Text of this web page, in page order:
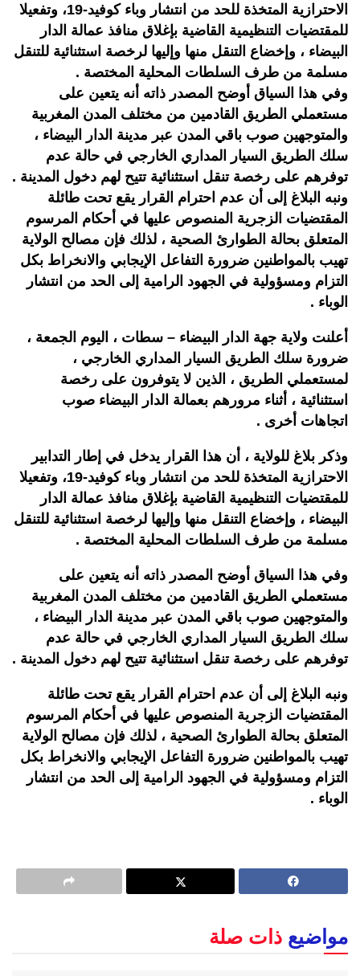
الاحترازية المتخذة للحد من انتشار وباء كوفيد-19، وتفعيلا
للمقتضيات التنظيمية القاضية بإغلاق منافذ عمالة الدار
البيضاء ، وإخضاع التنقل منها وإليها لرخصة استثنائية للتنقل
مسلمة من طرف السلطات المحلية المختصة .
وفي هذا السياق أوضح المصدر ذاته أنه يتعين على
مستعملي الطريق القادمين من مختلف المدن المغربية
والمتوجهين صوب باقي المدن عبر مدينة الدار البيضاء ،
سلك الطريق السيار المداري الخارجي في حالة عدم
توفرهم على رخصة تنقل استثنائية تتيح لهم دخول المدينة .
ونبه البلاغ إلى أن عدم احترام القرار يقع تحت طائلة
المقتضيات الزجرية المنصوص عليها في أحكام المرسوم
المتعلق بحالة الطوارئ الصحية ، لذلك فإن مصالح الولاية
تهيب بالمواطنين ضرورة التفاعل الإيجابي والانخراط بكل
التزام ومسؤولية في الجهود الرامية إلى الحد من انتشار
الوباء .
أعلنت ولاية جهة الدار البيضاء – سطات ، اليوم الجمعة ،
ضرورة سلك الطريق السيار المداري الخارجي ،
لمستعملي الطريق ، الذين لا يتوفرون على رخصة
استثنائية ، أثناء مرورهم بعمالة الدار البيضاء صوب
اتجاهات أخرى .
وذكر بلاغ للولاية ، أن هذا القرار يدخل في إطار التدابير
الاحترازية المتخذة للحد من انتشار وباء كوفيد-19، وتفعيلا
للمقتضيات التنظيمية القاضية بإغلاق منافذ عمالة الدار
البيضاء ، وإخضاع التنقل منها وإليها لرخصة استثنائية للتنقل
مسلمة من طرف السلطات المحلية المختصة .
وفي هذا السياق أوضح المصدر ذاته أنه يتعين على
مستعملي الطريق القادمين من مختلف المدن المغربية
والمتوجهين صوب باقي المدن عبر مدينة الدار البيضاء ،
سلك الطريق السيار المداري الخارجي في حالة عدم
توفرهم على رخصة تنقل استثنائية تتيح لهم دخول المدينة .
ونبه البلاغ إلى أن عدم احترام القرار يقع تحت طائلة
المقتضيات الزجرية المنصوص عليها في أحكام المرسوم
المتعلق بحالة الطوارئ الصحية ، لذلك فإن مصالح الولاية
تهيب بالمواطنين ضرورة التفاعل الإيجابي والانخراط بكل
التزام ومسؤولية في الجهود الرامية إلى الحد من انتشار
الوباء .
مواضيع ذات صلة